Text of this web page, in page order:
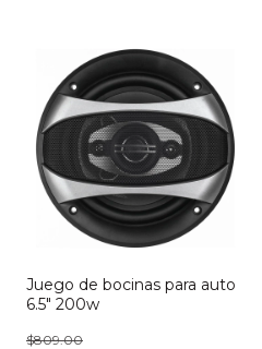
Juego de bocinas para auto
6.5" 200w
$809.00